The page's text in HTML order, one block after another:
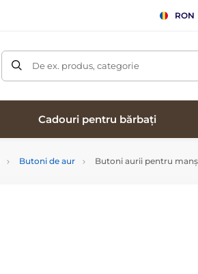
RON
De ex. produs, categorie
Cadouri pentru bărbați
Butoni de aur Butoni aurii pentru